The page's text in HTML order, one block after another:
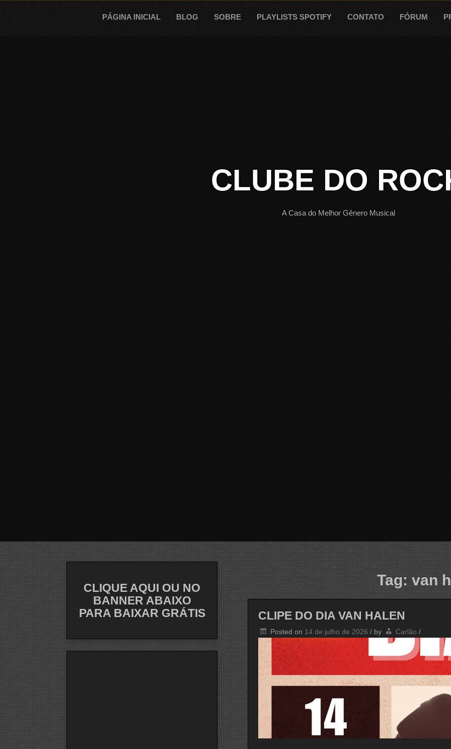
PÁGINA INICIAL BLOG SOBRE PLAYLISTS SPOTIFY CONTATO FÓRUM
CLUBE DO
A Casa do Melhor Gênero Musical
Tag: van
CLIPE DO DIA VAN HALEN
Posted on 14 de julho de 2026 / by Carlão /
CLIQUE AQUI OU NO
BANNER ABAIXO
PARA BAIXAR GRÁTIS